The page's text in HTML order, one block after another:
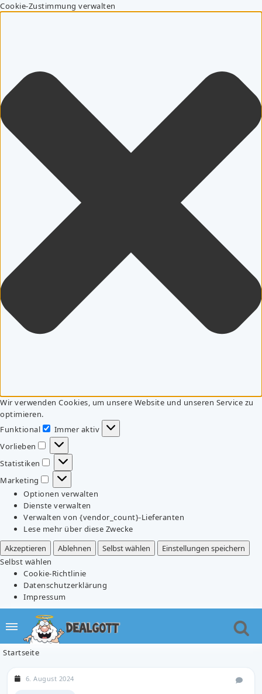
Cookie-Zustimmung verwalten
Wir verwenden Cookies, um unsere Website und unseren Service zu
optimieren.
Funktional
Funktional
Immer aktiv
Vorlieben
Vorlieben
Statistiken
Statistiken
Marketing
Marketing
Optionen verwalten
Dienste verwalten
Verwalten von {vendor_count}-Lieferanten
Lese mehr über diese Zwecke
Akzeptieren
Ablehnen Selbst wählen
Einstellungen speichern
Selbst wählen
Cookie-Richtlinie
Datenschutzerklärung
Impressum
Startseite
6. August 2024